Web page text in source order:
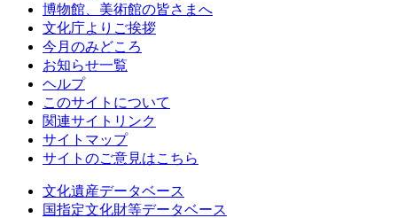
博物館、美術館の皆さまへ
文化庁よりご挨拶
今月のみどころ
お知らせ一覧
ヘルプ
このサイトについて
関連サイトリンク
サイトマップ
サイトのご意見はこちら
文化遺産データベース
国指定文化財等データベース